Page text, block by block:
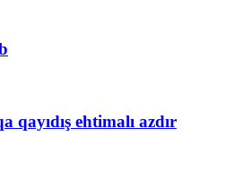
ehtimalı azdır